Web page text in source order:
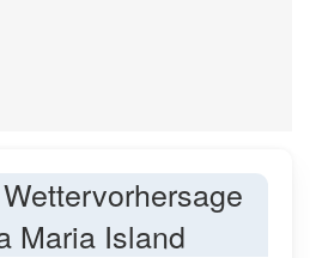
Maria Island